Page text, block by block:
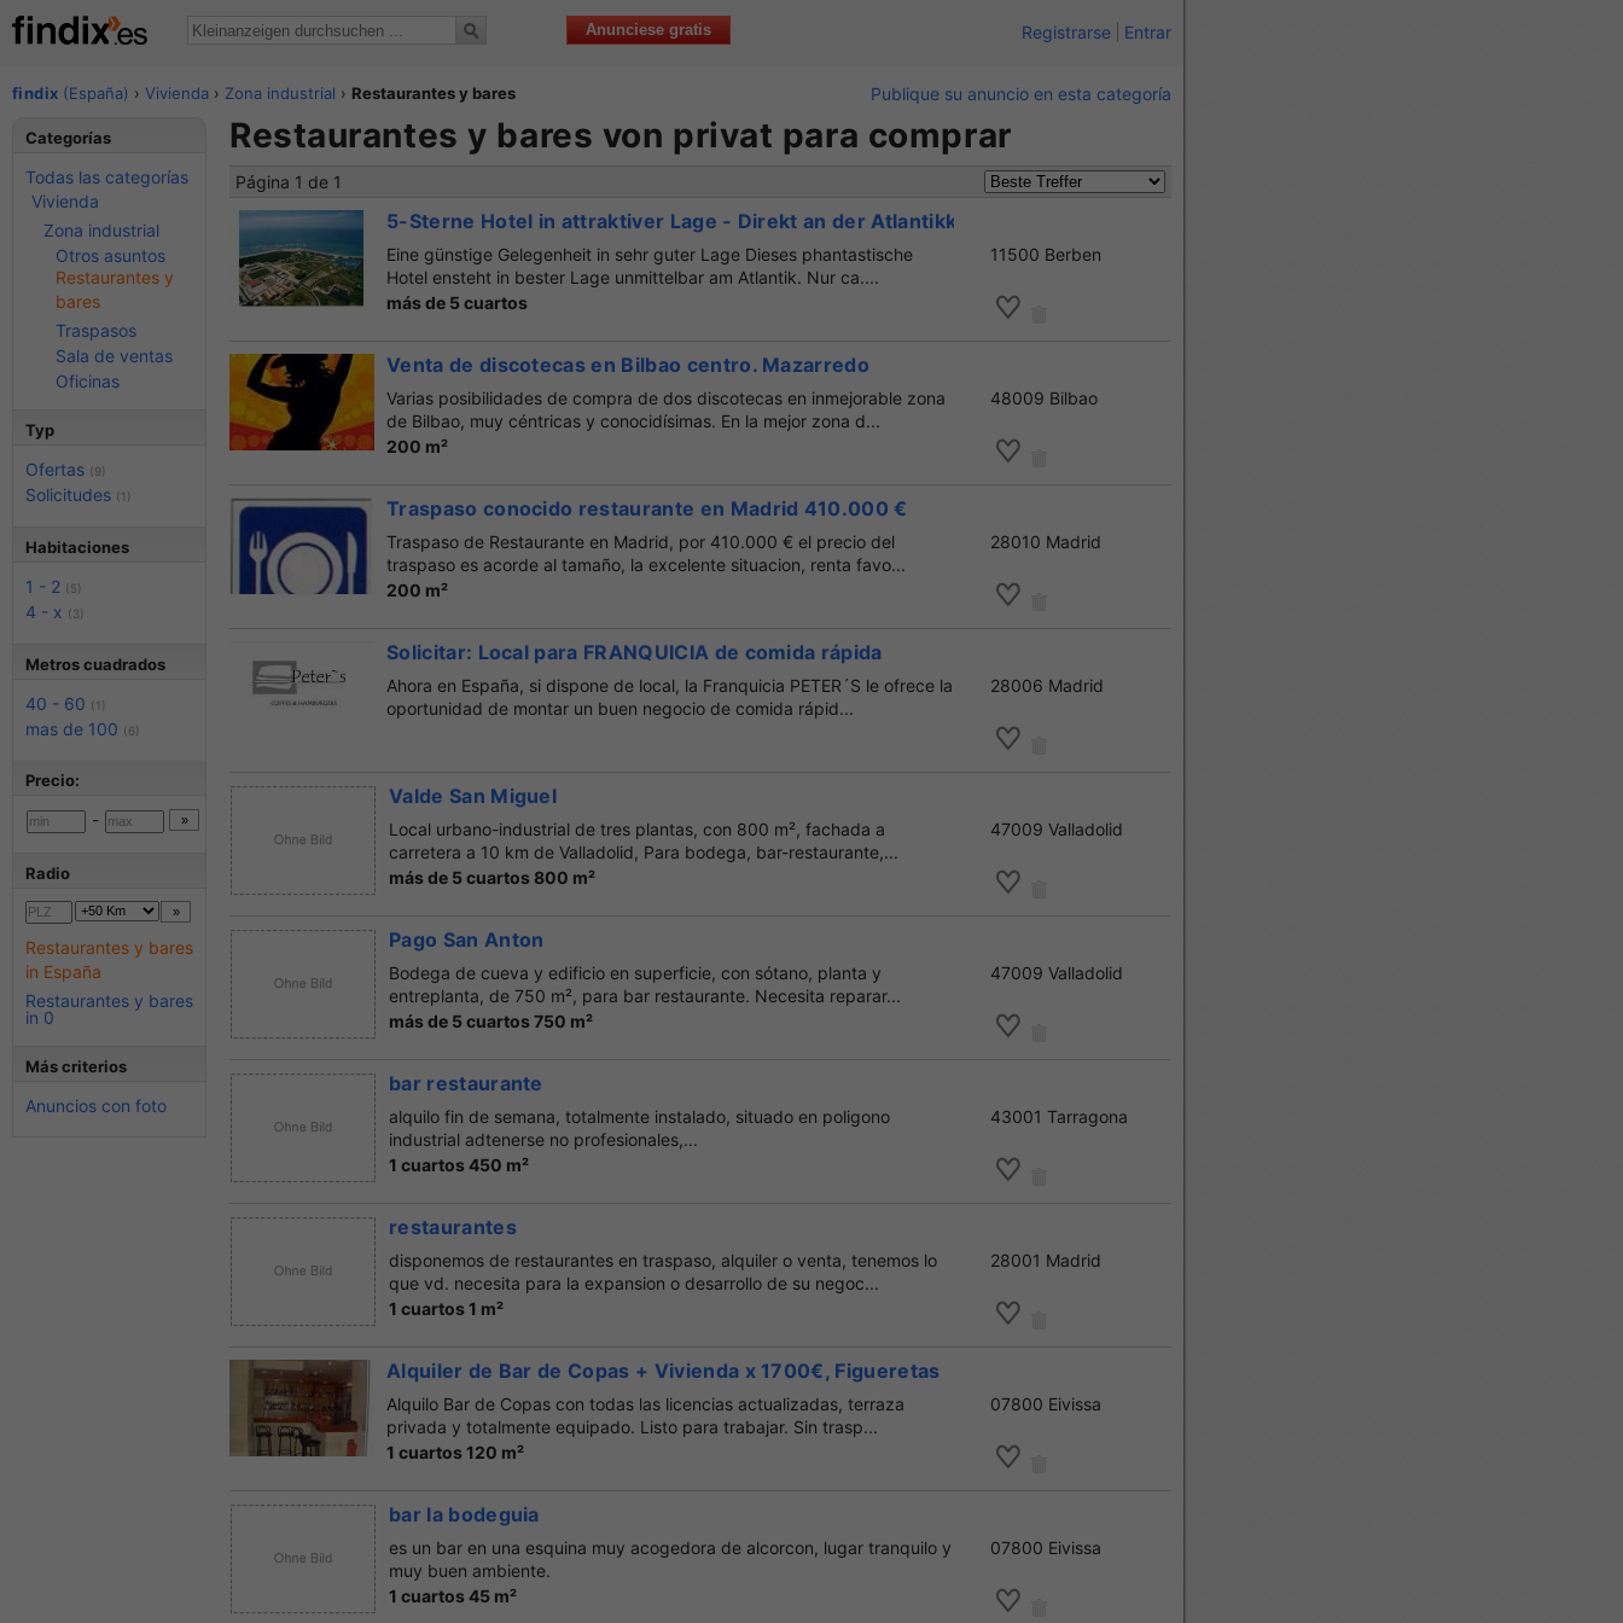
Anunciese gratis Registrarse Entrar
findix (España) ›Vivienda › Zona industrial › Restaurantes y bares Publique su anuncio en esta categoría
Restaurantes y bares von privat para comprar
Página 1 de 1
5-Sterne Hotel in attraktiver Lage - Direkt an der Atlantikküste
Eine günstige Gelegenheit in sehr guter Lage Dieses phantastische
Hotel ensteht in bester Lage unmittelbar am Atlantik. Nur ca....
más de 5 cuartos
11500 Berben
Venta de discotecas en Bilbao centro. Mazarredo
Varias posibilidades de compra de dos discotecas en inmejorable zona
de Bilbao, muy céntricas y conocidísimas. En la mejor zona d...
200 m²
48009 Bilbao
Traspaso conocido restaurante en Madrid 410.000 €
Traspaso de Restaurante en Madrid, por 410.000 € el precio del
traspaso es acorde al tamaño, la excelente situacion, renta favo...
200 m²
28010 Madrid
Solicitar: Local para FRANQUICIA de comida rápida
Ahora en España, si dispone de local, la Franquicia PETER´S le ofrece la
oportunidad de montar un buen negocio de comida rápid...
28006 Madrid
Valde San Miguel
Local urbano-industrial de tres plantas, con 800 m², fachada a
carretera a 10 km de Valladolid, Para bodega, bar-restaurante,...
más de 5 cuartos 800 m²
47009 Valladolid
Pago San Anton
Bodega de cueva y edificio en superficie, con sótano, planta y
entreplanta, de 750 m², para bar restaurante. Necesita reparar...
más de 5 cuartos 750 m²
47009 Valladolid
bar restaurante
alquilo fin de semana, totalmente instalado, situado en poligono
industrial adtenerse no profesionales,...
1 cuartos 450 m²
43001 Tarragona
restaurantes
disponemos de restaurantes en traspaso, alquiler o venta, tenemos lo
que vd. necesita para la expansion o desarrollo de su negoc...
1 cuartos 1 m²
28001 Madrid
Alquiler de Bar de Copas + Vivienda x 1700€, Figueretas
Alquilo Bar de Copas con todas las licencias actualizadas, terraza
privada y totalmente equipado. Listo para trabajar. Sin trasp...
1 cuartos 120 m²
07800 Eivissa
bar la bodeguia
es un bar en una esquina muy acogedora de alcorcon, lugar tranquilo y
muy buen ambiente.
1 cuartos 45 m²
07800 Eivissa
Categorías
Todas las categorías
Vivienda
Zona industrial
Otros asuntos
Restaurantes y
bares
Traspasos
Sala de ventas
Oficinas
Typ
Ofertas (9)
Solicitudes (1)
Habitaciones
1 - 2 (5)
4 - x (3)
Metros cuadrados
40 - 60 (1)
mas de 100 (6)
Precio:
-
Radio
Restaurantes y bares
in España
Restaurantes y bares
in 0
Más criterios
Anuncios con foto